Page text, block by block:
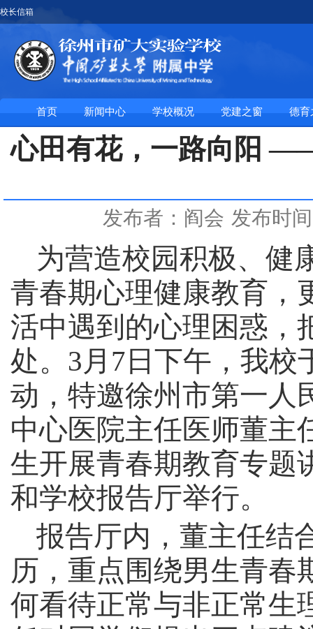
校长信箱
首页 新闻中心 学校概况 党建之窗 德育
心田有花，一路向阳
发布者：阎会 发布时
为营造校园积极、健
青春期心理健康教育，
活中遇到的心理困惑，
处。 3 月 7 日下午 ，我校
动 ，特邀徐州市第一
中心医院主任医师董主
生开展青春期教育专题
和学校报告厅举行。
报告厅内， 董主任结
历 ， 重点围绕男生青春
何看待正常与非正常生